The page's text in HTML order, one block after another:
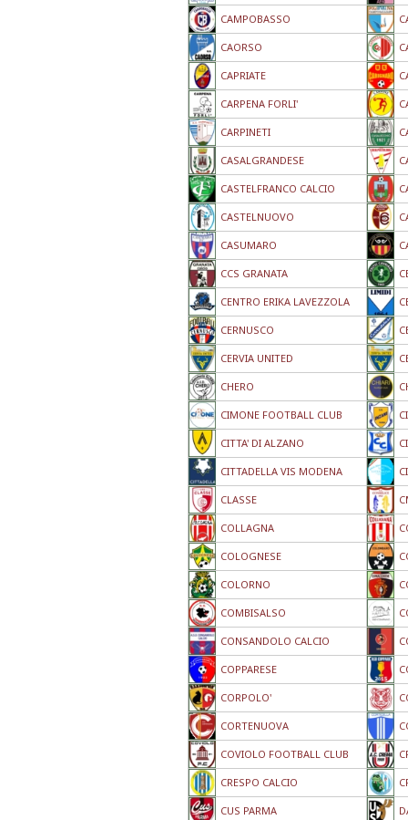
CAMPOBASSO
CAORSO
CAPRIATE
CARPENA FORLI'
CARPINETI
CASALGRANDESE
CASTELFRANCO CALCIO
CASTELNUOVO
CASUMARO
CCS GRANATA
CENTRO ERIKA LAVEZZOLA
CERNUSCO
CERVIA UNITED
CHERO
CIMONE FOOTBALL CLUB
CITTA' DI ALZANO
CITTADELLA VIS MODENA
CLASSE
COLLAGNA
COLOGNESE
COLORNO
COMBISALSO
CONSANDOLO CALCIO
COPPARESE
CORPOLO'
CORTENUOVA
COVIOLO FOOTBALL CLUB
CRESPO CALCIO
CUS PARMA